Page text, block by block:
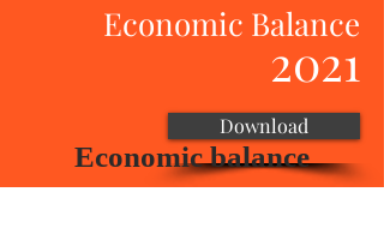
Child Protection Policy 2020
Economic Balance
2021
Download
Economic balance